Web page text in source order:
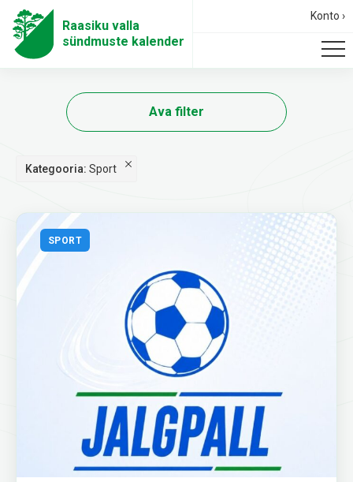
Raasiku valla
sündmuste kalender
Konto ›
Ava filter
Kategooria:Sport
SPORT